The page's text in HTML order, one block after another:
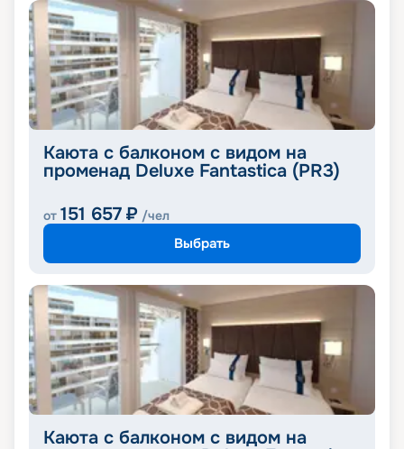
Каюта с балконом с видом на
променад Deluxe Fantastica (PR3)
от 151 657 ₽ /чел
Выбрать
Каюта с балконом с видом на